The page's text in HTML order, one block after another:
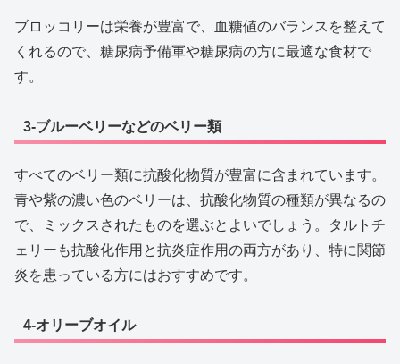
ブロッコリーは栄養が豊富で、血糖値のバランスを整えて
くれるので、糖尿病予備軍や糖尿病の方に最適な食材で
す。
3-ブルーベリーなどのベリー類
すべてのベリー類に抗酸化物質が豊富に含まれています。
青や紫の濃い色のベリーは、抗酸化物質の種類が異なるの
で、ミックスされたものを選ぶとよいでしょう。タルトチ
ェリーも抗酸化作用と抗炎症作用の両方があり、特に関節
炎を患っている方にはおすすめです。
4-オリーブオイル